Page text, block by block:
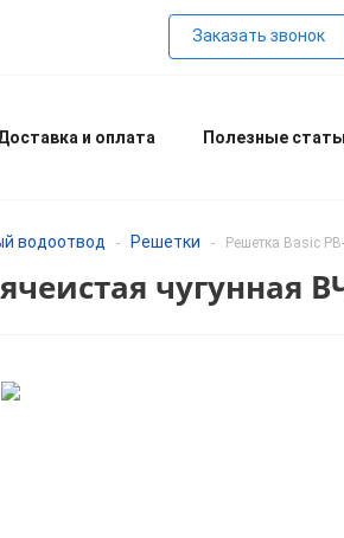
Заказать звонок
и оплата Полезные
водоотвод - Решетки - Решетка Basic
чугунная